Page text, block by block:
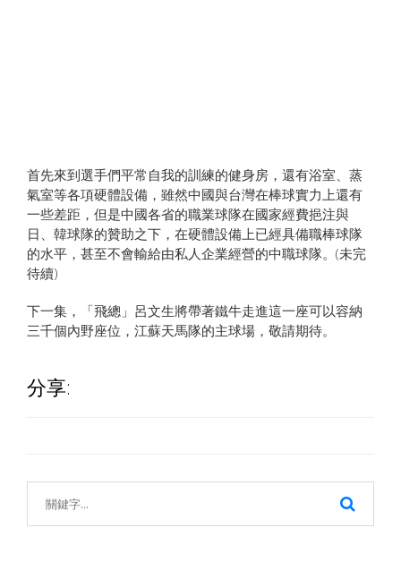
首先來到選手們平常自我的訓練的健身房，還有浴室、蒸
氣室等各項硬體設備，雖然中國與台灣在棒球實力上還有
一些差距，但是中國各省的職業球隊在國家經費挹注與
日、韓球隊的贊助之下，在硬體設備上已經具備職棒球隊
的水平，甚至不會輸給由私人企業經營的中職球隊。(未完
待續)
下一集，「飛總」呂文生將帶著鐵牛走進這一座可以容納
三千個內野座位，江蘇天馬隊的主球場，敬請期待。
分享: